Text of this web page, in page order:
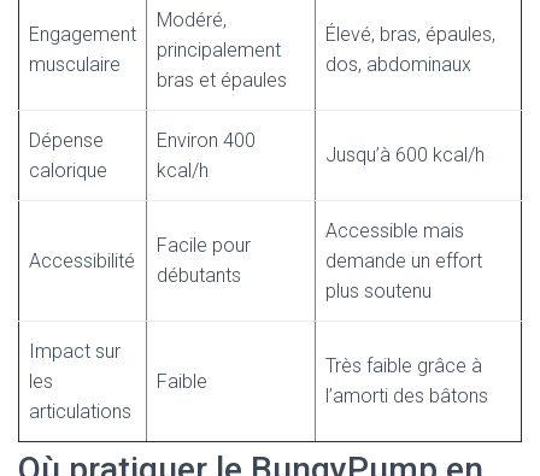
Engagement
musculaire
Modéré,
principalement
bras et épaules
Élevé, bras, épaules,
dos, abdominaux
Dépense
calorique
Environ 400
kcal/h
Jusqu’à 600 kcal/h
Accessibilité
Facile pour
débutants
Accessible mais
demande un effort
plus soutenu
Impact sur
les
articulations
Faible
Très faible grâce à
l’amorti des bâtons